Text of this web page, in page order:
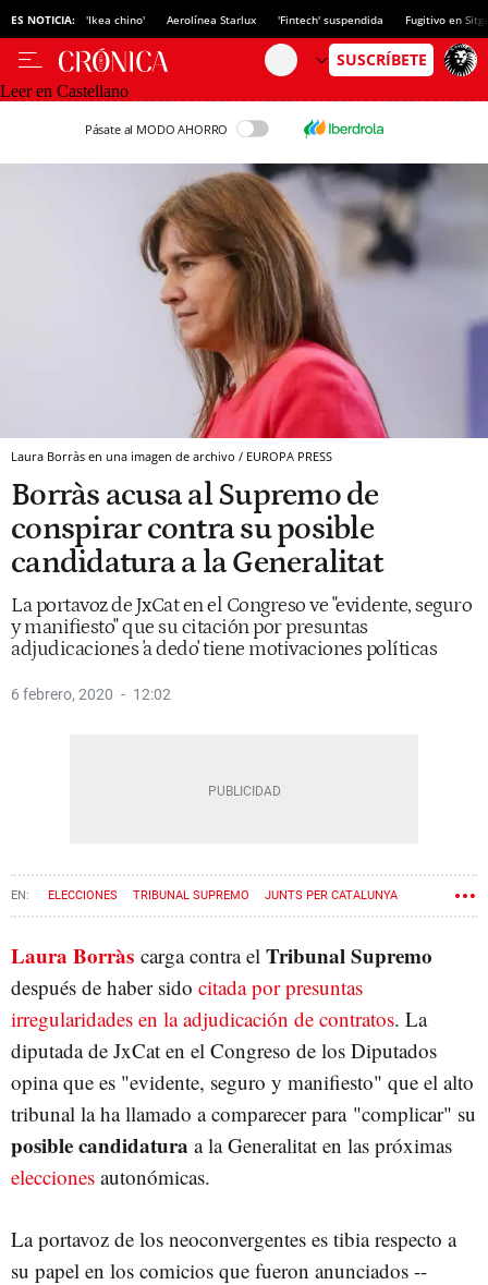
ES NOTICIA: 'Ikea chino' Aerolínea Starlux 'Fintech' suspendida Fugitivo en
Leer en Castellano
Pásate al MODO AHORRO
Laura Borràs en una imagen de archivo / EUROPA PRESS
Borràs acusa al Supremo de
conspirar contra su posible
candidatura a la Generalitat
La portavoz de JxCat en el Congreso ve "evidente, seguro
y manifiesto" que su citación por presuntas
adjudicaciones 'a dedo' tiene motivaciones políticas
6 febrero, 2020 12:02
ELECCIONES TRIBUNAL SUPREMO JUNTS PER CATALUNYA
Laura Borràs carga contra el Tribunal Supremo
después de haber sido citada por presuntas
irregularidades en la adjudicación de contratos. La
diputada de JxCat en el Congreso de los Diputados
opina que es "evidente, seguro y manifiesto" que el alto
tribunal la ha llamado a comparecer para "complicar" su
posible candidatura a la Generalitat en las próximas
elecciones autonómicas.
La portavoz de los neoconvergentes es tibia respecto a
su papel en los comicios que fueron anunciados --